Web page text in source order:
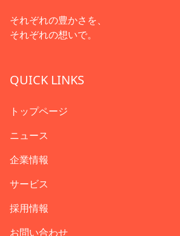
それぞれの豊かさを、
それぞれの想いで。
QUICK LINKS
トップページ
ニュース
企業情報
サービス
採用情報
お問い合わせ